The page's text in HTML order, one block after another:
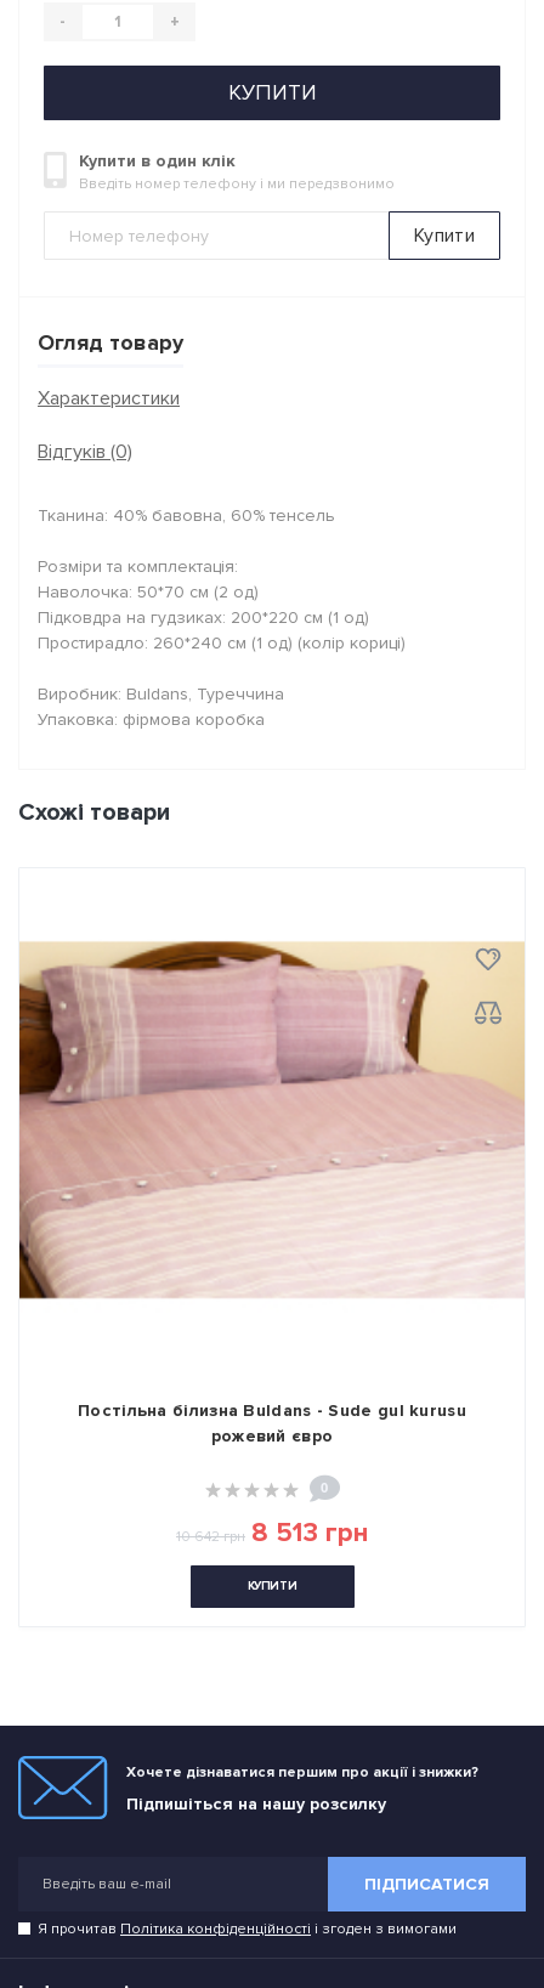
- +
КУПИТИ
Купити в один клік
Введіть номер телефону і ми передзвонимо
Купити
Огляд товару
Характеристики
Відгуків (0)
Тканина: 40% бавовна, 60% тенсель
Розміри та комплектація:
Наволочка: 50*70 см (2 од)
Підковдра на гудзиках: 200*220 см (1 од)
Простирадло: 260*240 см (1 од) (колір кориці)
Виробник: Buldans, Туреччина
Упаковка: фірмова коробка
Схожі товари
Постільна білизна Buldans - Sude gul kurusu
рожевий євро
0
10 642 грн 8 513 грн
КУПИТИ
Хочете дізнаватися першим про акції і знижки?
Підпишіться на нашу розсилку
ПІДПИСАТИСЯ
Я прочитав Політика конфіденційності і згоден з вимогами